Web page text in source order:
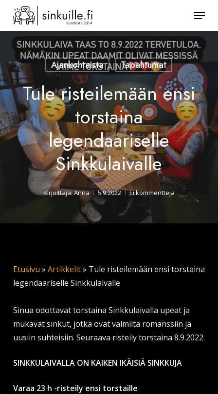
Skip
main
content
Ajankohtaista Tapahtumat
Tule risteilemään ensi
torstaina
legendaariselle
Sinkkulaivalle
Kirjoittaja:Anna 5.9.2022 Ei kommentteja
Etusivu » Artikkelit» Tule risteilemään ensi torstaina
legendaariselle Sinkkulaivalle
Sinua odottavat torstaina Sinkkulaivalla upeat ja
mukavat sinkut, jotka ovat valmiita romanssiin ja
uusiin suhteisiin. Seuraava risteily torstaina 8.9.2022.
SINKKULAIVALLA ON KAIKEN IKÄISIÄ SINKKUJA
Varaa 23 h -risteily ensi torstaille
Sulje